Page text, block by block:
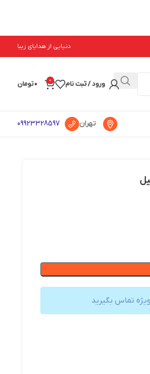
دنیایی از هدایای زیبا
ورود / ثبت نام 0
0تومان
تهران 09923328597
تماس بگیرید